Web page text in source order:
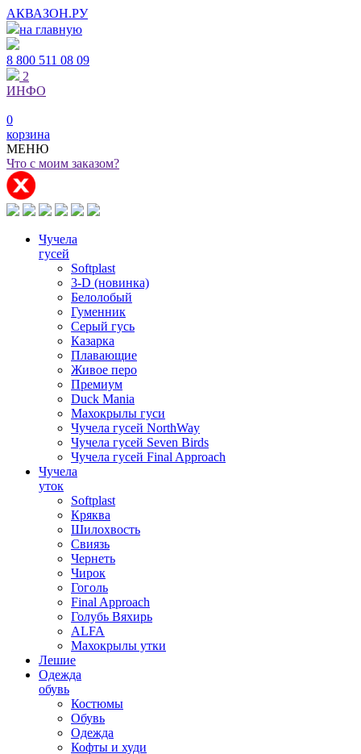
АКВАЗОН.РУ
на главную
8 800 511 08 09
2
ИНФО
0
корзина
МЕНЮ
Что с моим заказом?
Чучела
гусей
Softplast
3-D (новинка)
Белолобый
Гуменник
Серый гусь
Казарка
Плавающие
Живое перо
Премиум
Duck Mania
Махокрылы гуси
Чучела гусей NorthWay
Чучела гусей Seven Birds
Чучела гусей Final Approach
Чучела
уток
Softplast
Кряква
Шилохвость
Свиязь
Чернеть
Чирок
Гоголь
Final Approach
Голубь Вяхирь
ALFA
Махокрылы утки
Лешие
Одежда
обувь
Костюмы
Обувь
Одежда
Кофты и худи